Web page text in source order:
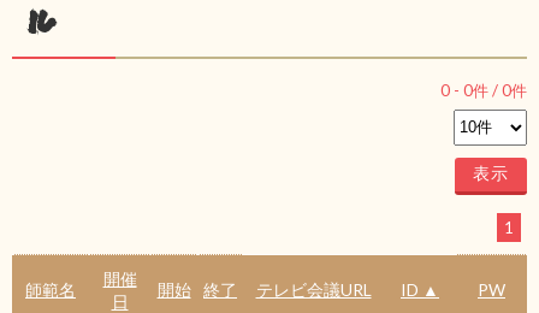
ル
0 - 0件 /0件
1
師範名
開催
日
開始 終了 テレビ会議URL ID ▲ PW